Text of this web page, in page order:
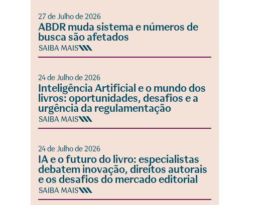
27 de Julho de 2026
ABDR muda sistema e números de
busca são afetados
SAIBA MAIS
24 de Julho de 2026
Inteligência Artificial e o mundo dos
livros: oportunidades, desafios e a
urgência da regulamentação
SAIBA MAIS
24 de Julho de 2026
IA e o futuro do livro: especialistas
debatem inovação, direitos autorais
e os desafios do mercado editorial
SAIBA MAIS